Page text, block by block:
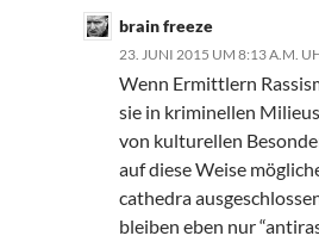
brain freeze
23. JUNI 2015 UM 8:13 A.M.
Wenn Ermittlern
sie in kriminellen
von kulturellen
auf diese Weise
cathedra
bleiben eben nur